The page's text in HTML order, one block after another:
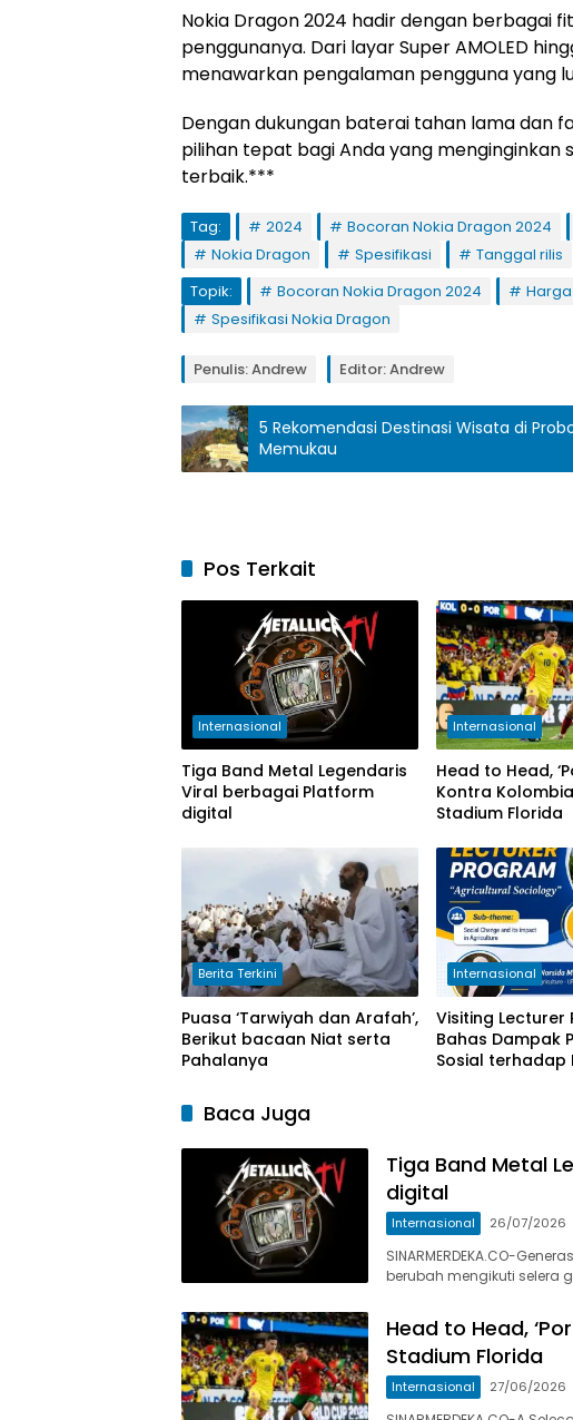
Nokia Dragon 2024 hadir dengan berbagai
penggunanya. Dari layar Super AMOLED
menawarkan pengalaman pengguna yang
Dengan dukungan baterai tahan lama dan
pilihan tepat bagi Anda yang
terbaik.***
Tag: 2024 Bocoran Nokia Dragon 2024
Nokia Dragon
Spesifikasi
Tanggal rilis
Topik:
Bocoran Nokia Dragon 2024
Spesifikasi Nokia Dragon
Penulis: Andrew Editor: Andrew
5 Rekomendasi Destinasi Wisata di Probolinggo dengan View Alam yang
Memukau
Pos Terkait
Internasional
Tiga Band Metal Legendaris
Viral berbagai Platform
digital
Internasional
Head to Head,
Kontra
Stadium Florida
Berita Terkini
Puasa ‘Tarwiyah dan Arafah’,
Berikut bacaan Niat serta
Pahalanya
Internasional
Visiting Lecturer
Bahas Dampak
Sosial terhadap
Baca Juga
Tiga Band Metal
digital
Internasional 26/07/2026
SINARMERDEKA.CO-
berubah mengikuti selera
Head to Head,
Stadium Florida
Internasional 27/06/2026